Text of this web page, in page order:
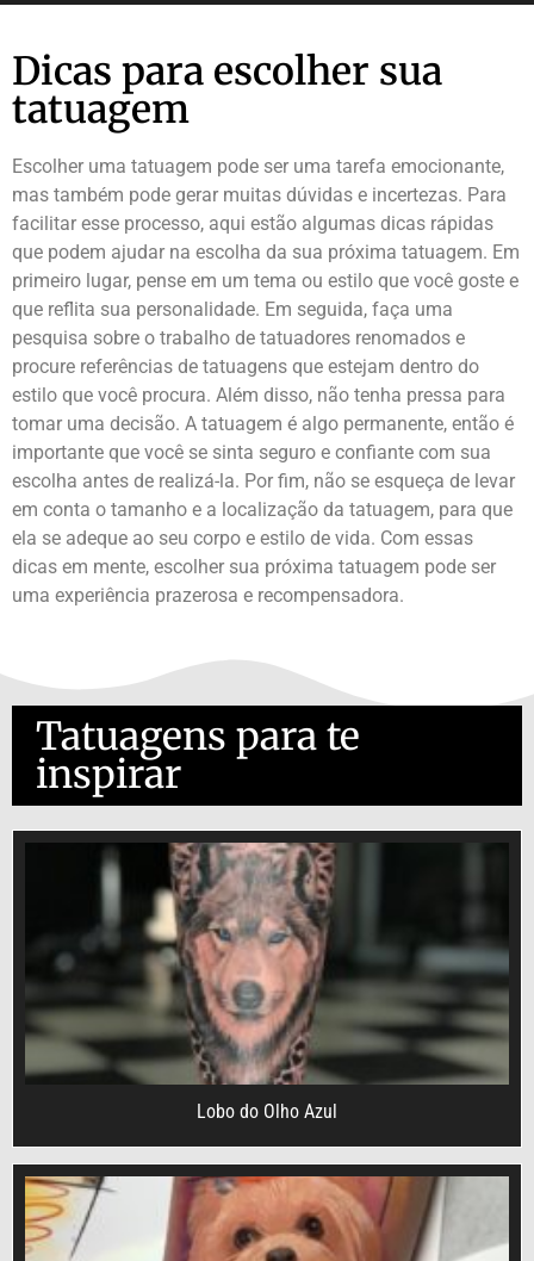
Dicas para escolher sua
tatuagem
Escolher uma tatuagem pode ser uma tarefa emocionante,
mas também pode gerar muitas dúvidas e incertezas. Para
facilitar esse processo, aqui estão algumas dicas rápidas
que podem ajudar na escolha da sua próxima tatuagem. Em
primeiro lugar, pense em um tema ou estilo que você goste e
que reflita sua personalidade. Em seguida, faça uma
pesquisa sobre o trabalho de tatuadores renomados e
procure referências de tatuagens que estejam dentro do
estilo que você procura. Além disso, não tenha pressa para
tomar uma decisão. A tatuagem é algo permanente, então é
importante que você se sinta seguro e confiante com sua
escolha antes de realizá-la. Por fim, não se esqueça de levar
em conta o tamanho e a localização da tatuagem, para que
ela se adeque ao seu corpo e estilo de vida. Com essas
dicas em mente, escolher sua próxima tatuagem pode ser
uma experiência prazerosa e recompensadora.
Tatuagens para te
inspirar
Lobo do Olho Azul